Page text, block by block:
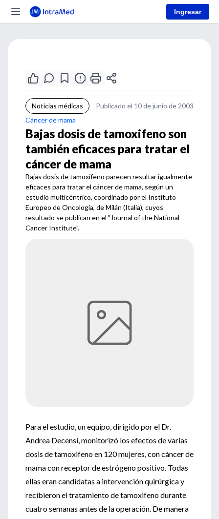
Ingresar
Noticias médicas
Publicado el 10 de junio de 2003
Cáncer de mama
Bajas dosis de tamoxifeno son
también eficaces para tratar el
cáncer de mama
Bajas dosis de tamoxifeno parecen resultar igualmente
eficaces para tratar el cáncer de mama, según un
estudio multicéntrico, coordinado por el Instituto
Europeo de Oncología, de Milán (Italia), cuyos
resultado se publican en el "Journal of the National
Cancer Institute".
Para el estudio, un equipo, dirigido por el Dr.
Andrea Decensi, monitorizó los efectos de varias
dosis de tamoxifeno en 120 mujeres, con cáncer de
mama con receptor de estrógeno positivo. Todas
ellas eran candidatas a intervención quirúrgica y
recibieron el tratamiento de tamoxifeno durante
cuatro semanas antes de la operación. De manera